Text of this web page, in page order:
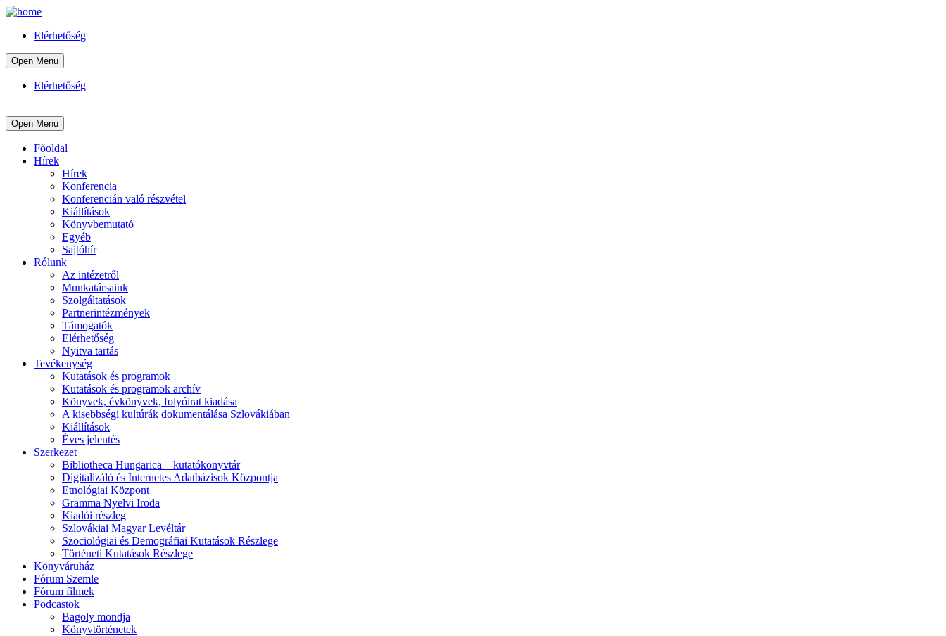
Elérhetőség
Open Menu
Elérhetőség
Open Menu
Főoldal
Hírek
Hírek
Konferencia
Konferencián való részvétel
Kiállítások
Könyvbemutató
Egyéb
Sajtóhír
Rólunk
Az intézetről
Munkatársaink
Szolgáltatások
Partnerintézmények
Támogatók
Elérhetőség
Nyitva tartás
Tevékenység
Kutatások és programok
Kutatások és programok archív
Könyvek, évkönyvek, folyóirat kiadása
A kisebbségi kultúrák dokumentálása Szlovákiában
Kiállítások
Éves jelentés
Szerkezet
Bibliotheca Hungarica – kutatókönyvtár
Digitalizáló és Internetes Adatbázisok Központja
Etnológiai Központ
Gramma Nyelvi Iroda
Kiadói részleg
Szlovákiai Magyar Levéltár
Szociológiai és Demográfiai Kutatások Részlege
Történeti Kutatások Részlege
Könyváruház
Fórum Szemle
Fórum filmek
Podcastok
Bagoly mondja
Könyvtörténetek